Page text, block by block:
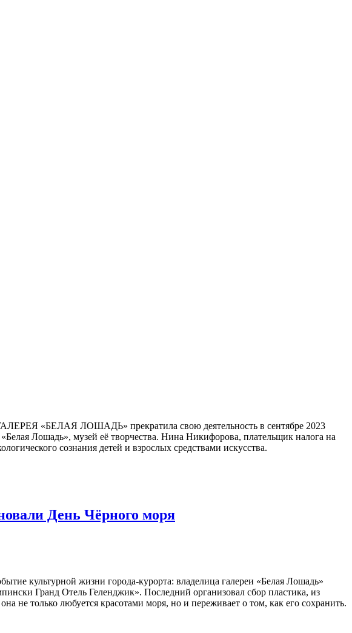
«БЕЛАЯ ЛОШАДЬ» прекратила свою деятельность в сентябре 2023
Лошадь», музей её творчества. Нина Никифорова, плательщик налога на
сознания детей и взрослых средствами искусства.
День Чёрного моря
культурной жизни города-курорта: владелица галереи «Белая Лошадь»
Гранд Отель Геленджик». Последний организовал сбор пластика, из
не только любуется красотами моря, но и переживает о том, как его сохранить.